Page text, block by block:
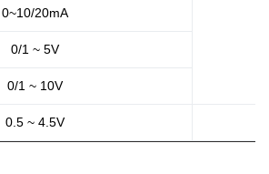
0~10/20mA
0/1 ~ 5V
0/1 ~ 10V
0.5 ~ 4.5V